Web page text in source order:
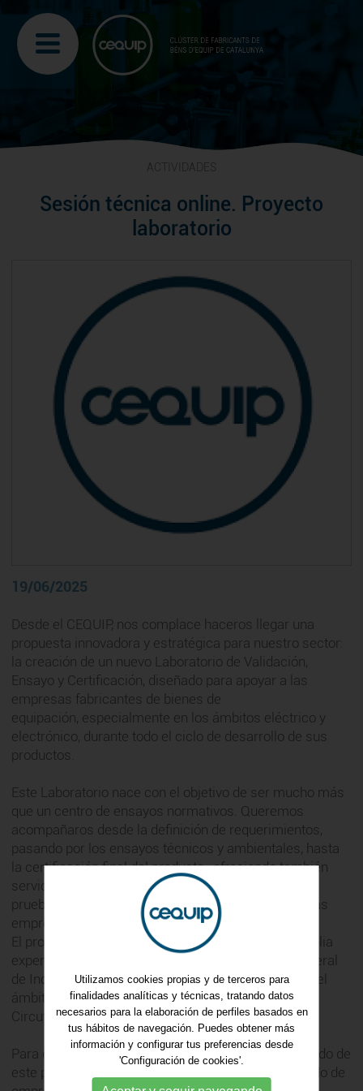
ACTIVIDADES
Sesión técnica online. Proyecto
laboratorio
19/06/2025
Desde el CEQUIP, nos complace haceros llegar una
propuesta innovadora y estratégica para nuestro sector:
la creación de un nuevo Laboratorio de Validación,
Ensayo y Certificación, diseñado para apoyar a las
empresas fabricantes de bienes de
equipación, especialmente en los ámbitos eléctrico y
electrónico, durante todo el ciclo de desarrollo de sus
productos.
Este Laboratorio nace con el objetivo de ser mucho más
que un centro de ensayos normativos. Queremos
acompañaros desde la definición de requerimientos,
pasando por los ensayos técnicos y ambientales, hasta
la certificación final del producto , ofreciendo también
servicios de validación funcional, automatización de
pruebas y espacios propios para uso exclusivo de las
empresas colaboradoras.
El proyecto está liderado por profesionales con amplia
experiencia como el Sr. Antoni Grau (exdirector general
de Industria) y el Sr. Daniel Giménez , referentes en el
ámbito de la certificación y el ensayo (Applus+,
Circutor...).
Para garantizar la viabilidad y el máximo valor añadido de
este proyecto, se busca constituir un núcleo reducido de
Utilizamos cookies propias y de terceros para
finalidades analíticas y técnicas, tratando datos
necesarios para la elaboración de perfiles basados en
tus hábitos de navegación. Puedes obtener más
información y configurar tus preferencias desde
'Configuración de cookies'.